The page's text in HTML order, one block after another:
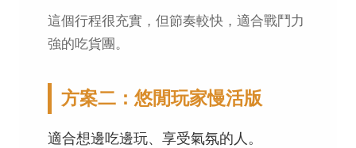
這個行程很充實，但節奏較快，適合戰鬥力
強的吃貨團。
方案二：悠閒玩家慢活版
適合想邊吃邊玩、享受氣氛的人。